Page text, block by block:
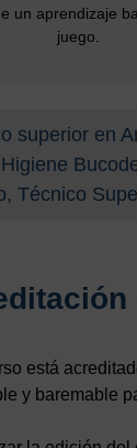
un aprendizaje
juego.
superior en
Técnico
está
y baremable